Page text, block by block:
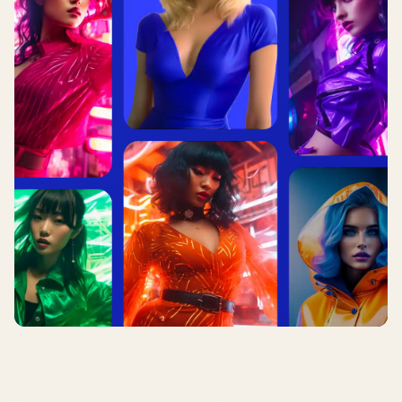
Видеореклама для взрослых — это коммерческие
видеокреативы, отображаемые на сайтах и в
приложениях 18+, продвигающие такие продукты,
как подписки на веб-камеры, пробные версии
знакомств, VOD-сервисы и VPN для
конфиденциальности. Видеореклама является
популярным форматом в рекламе для взрослых,
часто используемым для вовлечения зрителей с
помощью динамичного контента. Типичные
размещения в 2026 году включают сайты для
взрослых, платформы с веб-камерами, предложения
знакомств и приложения для взрослых игр. Эти
объявления появляются как прероллы, мидроллы,
построллы или аутстрим-единицы в контентных
лентах. Популярные теги и категории для этих
объявлений часто включают такие термины, как
'большая задница' и 'большие груди', чтобы
привлечь зрителей, интересующихся конкретными